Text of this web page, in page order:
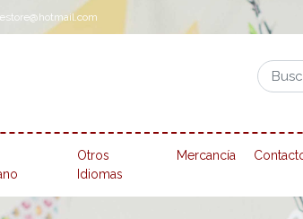
Otros
Idiomas
Mercancía